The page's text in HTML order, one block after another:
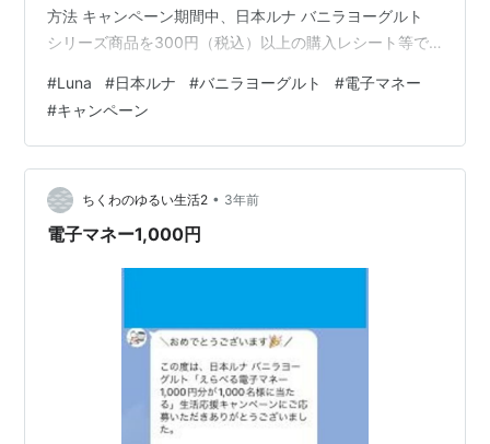
方法 キャンペーン期間中、日本ルナ バニラヨーグルト
シリーズ商品を300円（税込）以上の購入レシート等で
LINE公式アカウント」を友だち追加２）LINEのトークル
ームに立ち上がる応募画面をタップ３）LINEのトークル
ームにレシート画像を投稿４）応募受付の返信で完了 応
募期間 2023年12月1日（金）〜2024年1月31日（水）
23:59まで 締切 個人的感想 …
#Luna #日本ルナ #バニラヨーグルト #電子マネー
#キャンペーン
ちくわのゆるい生活2 • 3年前
電子マネー1,000円